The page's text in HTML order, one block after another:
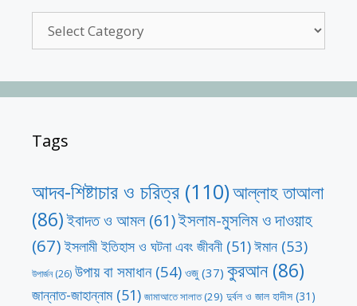
Tags
আদব-শিষ্টাচার ও চরিত্র (110)আল্লাহ তাআলা
(86)ইবাদত ও আমল(61)ইসলাম-মুসলিম ও দাওয়াহ
(67) ইসলামী ইতিহাস ও ঘটনা এবং জীবনী(51)ঈমান (53)
উপার্জন(26) উপায় বা সমাধান(54) ওজু (37) কুরআন(86)
জান্নাত-জাহান্নাম(51) জামাআতে সালাত(29) দুর্বল ও জাল হাদীস (31)